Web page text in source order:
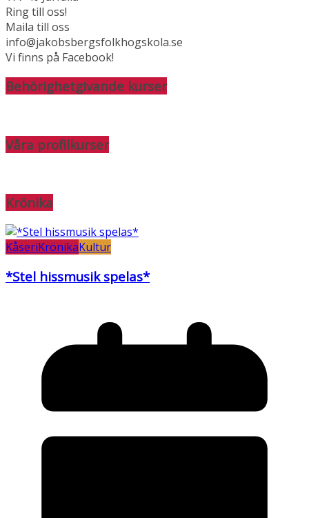
Ring till oss!
Maila till oss
info@jakobsbergsfolkhogskola.se
Vi finns på Facebook!
Behörighetgivande kurser
Våra profilkurser
Krönika
KåseriKrönikaKultur
*Stel hissmusik spelas*